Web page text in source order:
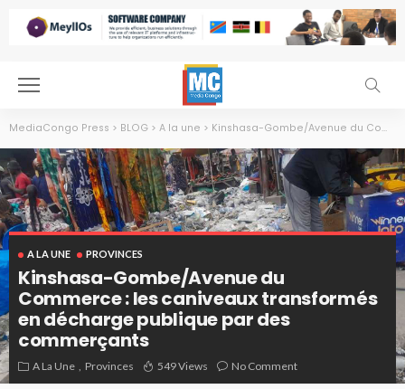
MediaCongo Press > BLOG > A la une > Kinshasa-Gombe/Avenue du Commerce : les caniveaux transformés en décharge publique par des commerçants
A LA UNE PROVINCES
Kinshasa-Gombe/Avenue du
Commerce : les caniveaux transformés
en décharge publique par des
commerçants
A La Une Provinces 549 Views No Comment